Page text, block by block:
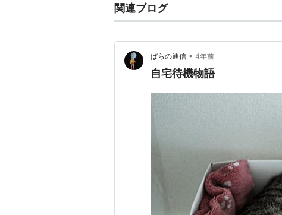
関連ブログ
ぱらの通信 • 4年前
自宅待機物語